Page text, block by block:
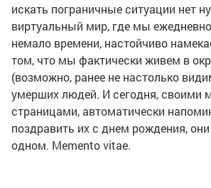
искать пограничные ситуации нет
виртуальный мир, где мы
немало времени, настойчиво
том, что мы фактически живем в
(возможно, ранее не настолько
умерших людей. И сегодня, своими
страницами, автоматически
поздравить их с днем рождения,
одном. Memento vitae.